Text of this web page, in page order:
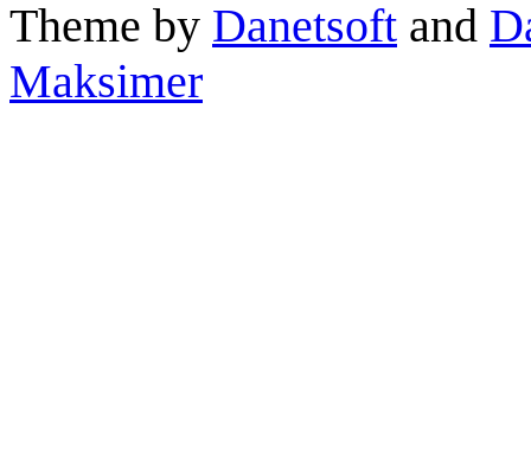
Theme by Danetsoft and
Maksimer